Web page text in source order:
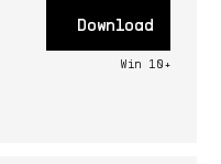
Download
Win 10+